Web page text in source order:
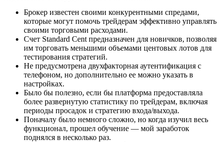
Брокер известен своими конкурентными спредами,
которые могут помочь трейдерам эффективно управлять
своими торговыми расходами.
Счет Standard Cent предназначен для новичков, позволяя
им торговать меньшими объемами центовых лотов для
тестирования стратегий.
Не предусмотрена двухфакторная аутентификация с
телефоном, но дополнительно ее можно указать в
настройках.
Было бы полезно, если бы платформа предоставляла
более развернутую статистику по трейдерам, включая
периоды просадок и стратегию входа/выхода.
Поначалу было немного сложно, но когда изучил весь
функционал, прошел обучение — мой заработок
поднялся в несколько раз.